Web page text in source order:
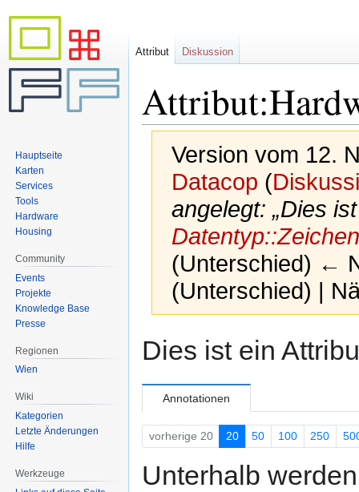
Version vom 12.
Datacop (
angelegt: „Dies
(Unterschied) ←
(Unterschied) |
Navigation
Suche
Dies ist ein
Annotationen
vorherige 20 20 50 100 250
Unterhalb
Attribut Diskussion
Hauptseite
Karten
Services
Tools
Hardware
Housing
Community
Events
Projekte
Knowledge Base
Presse
Regionen
Wien
Wiki
Kategorien
Letzte Änderungen
Hilfe
Werkzeuge